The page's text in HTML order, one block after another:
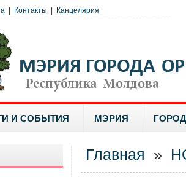
Контакты Канцелярия
И СОБЫТИЯ МЭРИЯ
Главная »